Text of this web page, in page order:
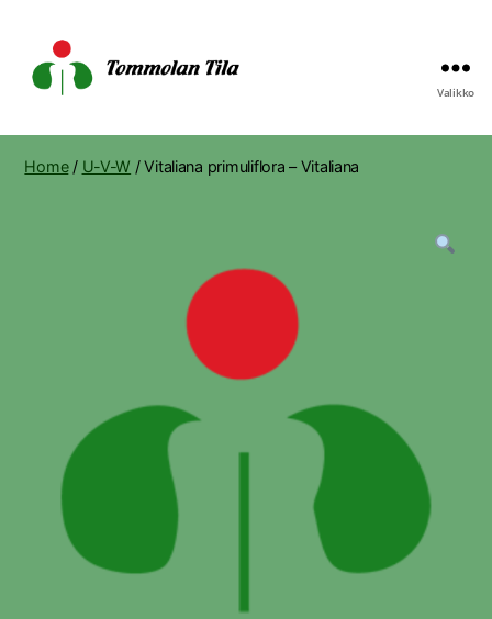
Tila
Valikko
Home/ U-V-W / Vitaliana primuliflora – Vitaliana